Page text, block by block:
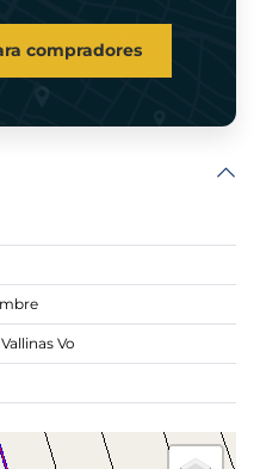
compradores
Vo